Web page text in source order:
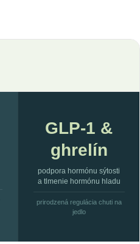
GLP-1 &
ghrelín
podpora hormónu sýtosti
a tlmenie hormónu hladu
prirodzená regulácia chuti na
jedlo